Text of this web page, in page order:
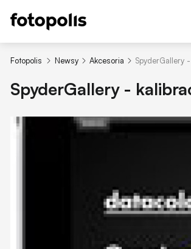
Fotopolis Newsy Akcesoria SpyderGallery
SpyderGallery -